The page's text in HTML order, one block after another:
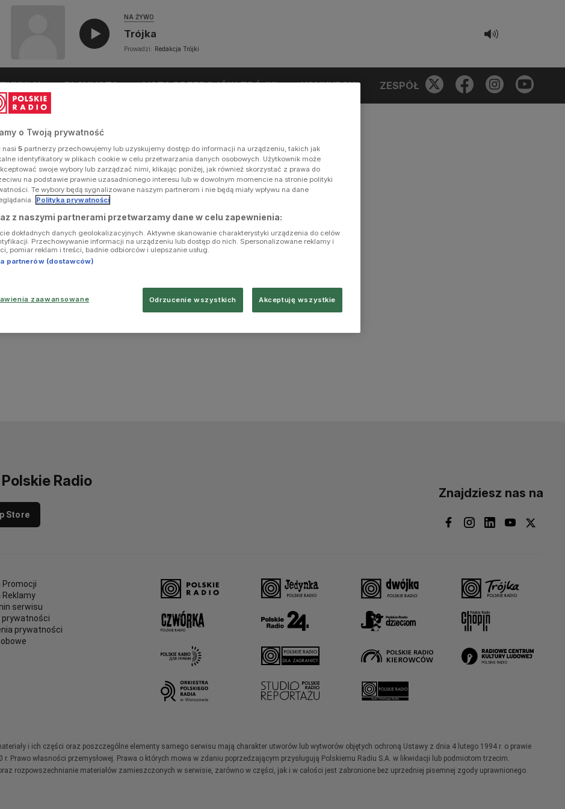
NA ŻYWO
Trójka
Prowadzi: Redakcja Trójki
PLAYLISTA LISTA PRZEBOJÓW TRÓJKI KONKURSY ZESPÓŁ
Radio
Store
Znajdziesz nas na
Promocji
Reklamy
serwisu
prywatności
prywatności
i ich części oraz poszczególne elementy samego serwisu mają charakter utworów lub wytworów objętych ochroną Ustawy z dnia 4 lutego 1994 r. o prawie
Prawo własności przemysłowej. Prawa o których mowa w zdaniu poprzedzającym przysługują Polskiemu Radiu S.A. w likwidacji lub podmiotom trzecim.
rozpowszechnianie materiałów zamieszczonych w serwisie, zarówno w części, jak i w całości jest zabronione bez uprzedniej pisemnej zgody uprawnionego.
o Twoją prywatność
nasi 5 partnerzy przechowujemy lub uzyskujemy dostęp do informacji na urządzeniu, takich jak
identyfikatory w plikach cookie w celu przetwarzania danych osobowych. Użytkownik może
swoje wybory lub zarządzać nimi, klikając poniżej, jak również skorzystać z prawa do
na podstawie prawnie uzasadnionego interesu lub w dowolnym momencie na stronie polityki
Te wybory będą sygnalizowane naszym partnerom i nie będą miały wpływu na dane
Polityka prywatności
z naszymi partnerami przetwarzamy dane w celu zapewnienia:
dokładnych danych geolokalizacyjnych. Aktywne skanowanie charakterystyki urządzenia do celów
Przechowywanie informacji na urządzeniu lub dostęp do nich. Spersonalizowane reklamy i
pomiar reklam i treści, badnie odbiorców i ulepszanie usług.
partnerów (dostawców)
zaawansowane Odrzucenie wszystkich Akceptuję wszystkie